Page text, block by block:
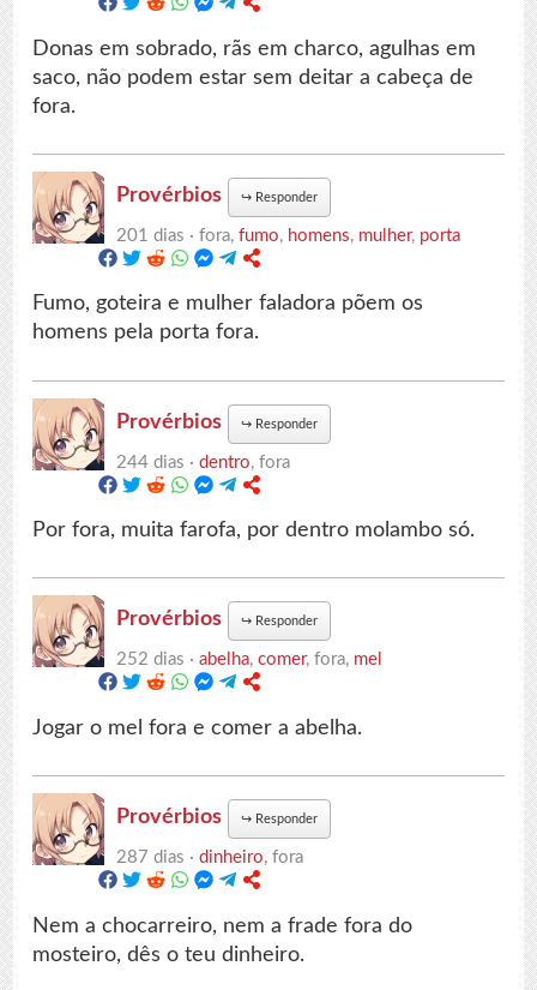
Donas em sobrado, rãs em charco, agulhas em
saco, não podem estar sem deitar a cabeça de
fora.
Provérbios ↪ Responder
201 dias ·fora,fumo, homens, mulher, porta
Fumo, goteira e mulher faladora põem os
homens pela porta fora.
Provérbios ↪ Responder
244 dias ·dentro, fora
Por fora, muita farofa, por dentro molambo só.
Provérbios ↪ Responder
252 dias ·abelha,comer, fora, mel
Jogar o mel fora e comer a abelha.
Provérbios ↪ Responder
287 dias ·dinheiro, fora
Nem a chocarreiro, nem a frade fora do
mosteiro, dês o teu dinheiro.